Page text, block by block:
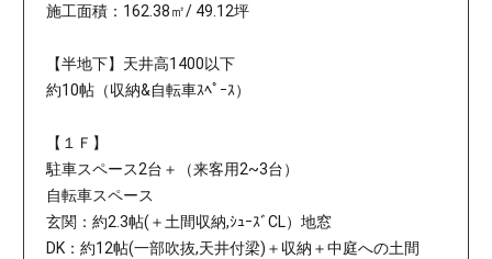
施工面積：162.38㎡/ 49.12坪
【半地下】天井高1400以下
約10帖（収納&自転車ｽﾍﾟｰｽ）
【１Ｆ】
駐車スペース2台＋（来客用2~3台）
自転車スペース
玄関：約2.3帖(＋土間収納,ｼｭｰｽﾞCL）地窓
DK：約12帖(一部吹抜,天井付梁)＋収納＋中庭への土間